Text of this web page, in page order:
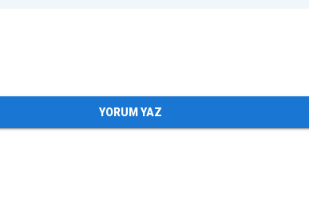
YORUM YAZ